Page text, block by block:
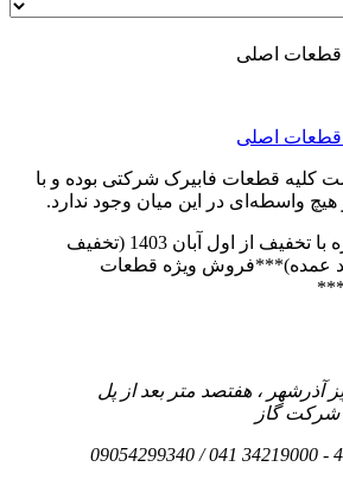
کلیه قطعات فابیرک شرکتی بوده و با
واسطه‌ای در این میان وجود ندارد.
***توجه ***فروش ویژه با تخفیف از اول آبان 1403 (تخفیف
عمده)***فروش ویژه قطعات
آذرشهر ، هفتصد متر بعد از پل
شرکت گاز